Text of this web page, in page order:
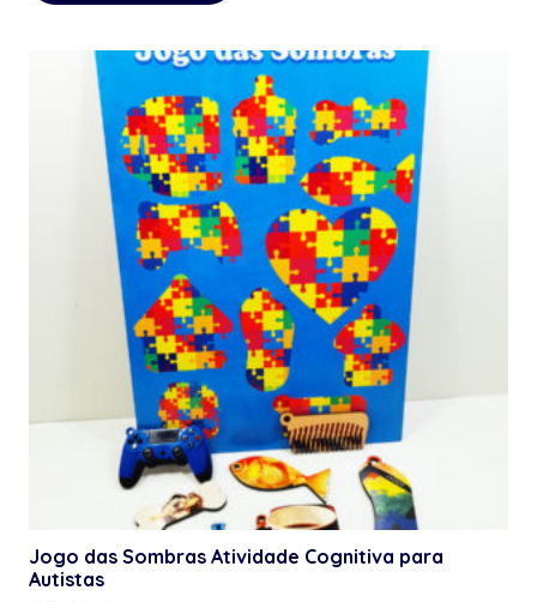
Jogo das Sombras Atividade Cognitiva para
Autistas